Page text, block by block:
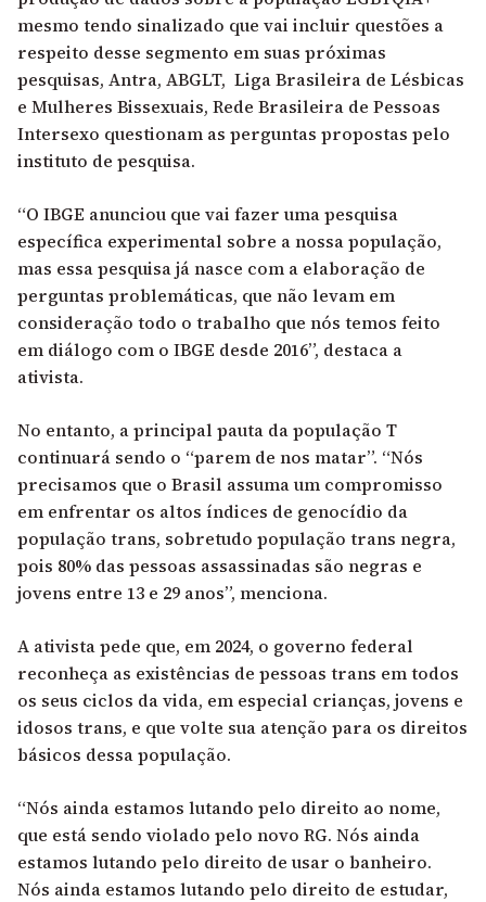
mesmo tendo sinalizado que vai incluir questões a
respeito desse segmento em suas próximas
pesquisas, Antra, ABGLT, Liga Brasileira de Lésbicas
e Mulheres Bissexuais, Rede Brasileira de Pessoas
Intersexo questionam as perguntas propostas pelo
instituto de pesquisa.
“O IBGE anunciou que vai fazer uma pesquisa
específica experimental sobre a nossa população,
mas essa pesquisa já nasce com a elaboração de
perguntas problemáticas, que não levam em
consideração todo o trabalho que nós temos feito
em diálogo com o IBGE desde 2016”, destaca a
ativista.
No entanto, a principal pauta da população T
continuará sendo o “parem de nos matar”. “Nós
precisamos que o Brasil assuma um compromisso
em enfrentar os altos índices de genocídio da
população trans, sobretudo população trans negra,
pois 80% das pessoas assassinadas são negras e
jovens entre 13 e 29 anos”, menciona.
A ativista pede que, em 2024, o governo federal
reconheça as existências de pessoas trans em todos
os seus ciclos da vida, em especial crianças, jovens e
idosos trans, e que volte sua atenção para os direitos
básicos dessa população.
“Nós ainda estamos lutando pelo direito ao nome,
que está sendo violado pelo novo RG. Nós ainda
estamos lutando pelo direito de usar o banheiro.
Nós ainda estamos lutando pelo direito de estudar,